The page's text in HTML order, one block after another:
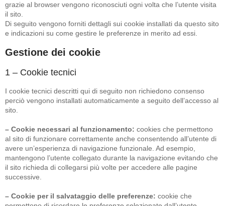
grazie al browser vengono riconosciuti ogni volta che l’utente visita
il sito.
Di seguito vengono forniti dettagli sui cookie installati da questo sito
e indicazioni su come gestire le preferenze in merito ad essi.
Gestione dei cookie
1 – Cookie tecnici
I cookie tecnici descritti qui di seguito non richiedono consenso
perciò vengono installati automaticamente a seguito dell’accesso al
sito.
– Cookie necessari al funzionamento: cookies che permettono
al sito di funzionare correttamente anche consentendo all’utente di
avere un’esperienza di navigazione funzionale. Ad esempio,
mantengono l’utente collegato durante la navigazione evitando che
il sito richieda di collegarsi più volte per accedere alle pagine
successive.
– Cookie per il salvataggio delle preferenze: cookie che